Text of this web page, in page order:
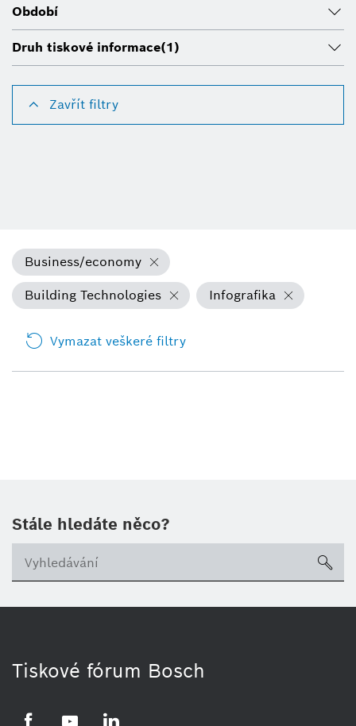
Období
Druh tiskové informace(1)
Zavřít filtry
Business/economy
Building Technologies
Infografika
Vymazat veškeré filtry
Stále hledáte něco?
Tiskové fórum Bosch